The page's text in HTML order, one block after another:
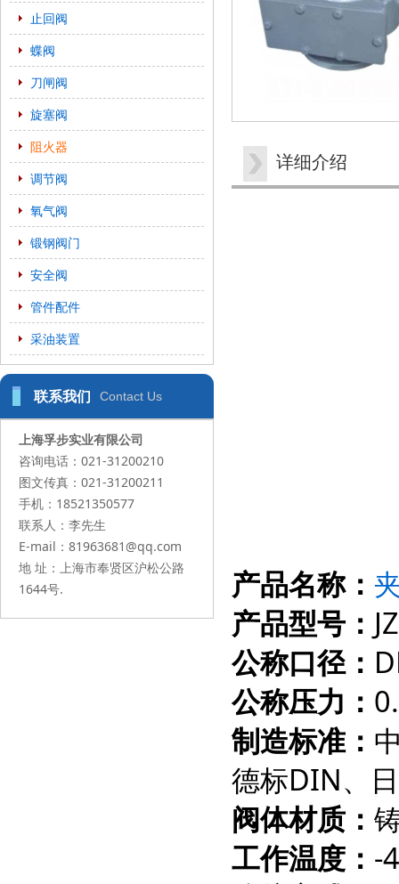
止回阀
蝶阀
刀闸阀
旋塞阀
阻火器
调节阀
氧气阀
锻钢阀门
安全阀
管件配件
采油装置
联系我们 Contact Us
上海孚步实业有限公司
咨询电话：021-31200210
图文传真：021-31200211
手机：18521350577
联系人：李先生
E-mail：81963681@qq.com
地 址：上海市奉贤区沪松公路
1644号.
详细介绍
产品名称：
产品型号：
公称口径：
公称压力：
制造标准：
德标DIN、
阀体材质：
工作温度： -